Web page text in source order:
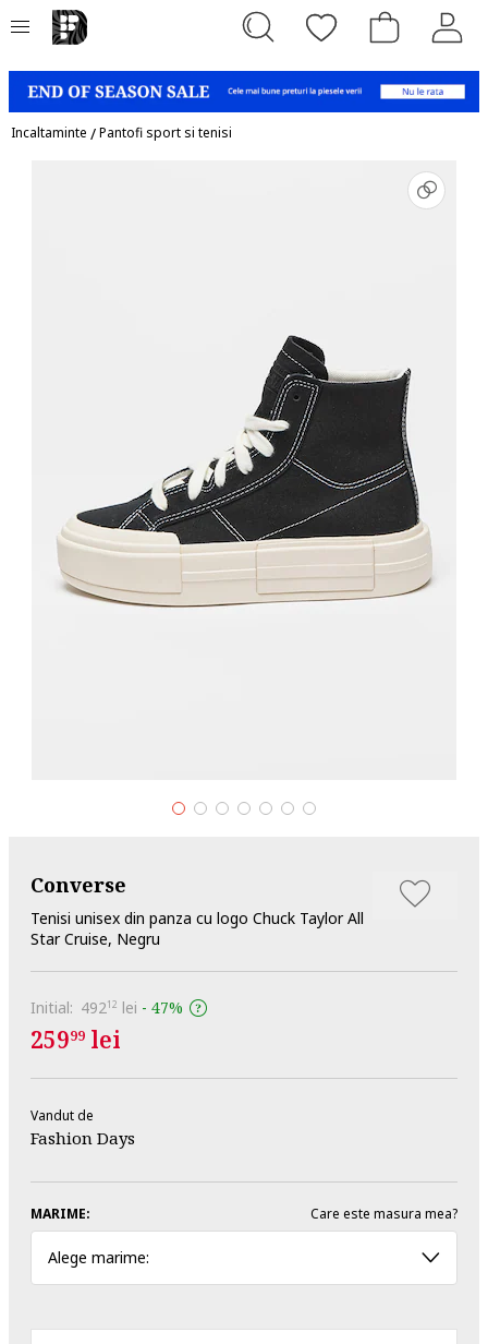
Incaltaminte /Pantofi sport si tenisi
Converse
Tenisi unisex din panza cu logo Chuck Taylor All
Star Cruise, Negru
Initial: 49212 lei - 47%
25999 lei
Vandut de
Fashion Days
MARIME: Care este masura mea?
Alege marime: